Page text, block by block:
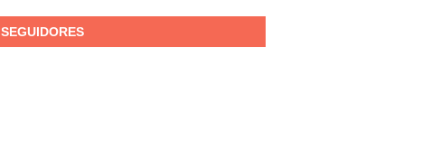
SEGUIDORES